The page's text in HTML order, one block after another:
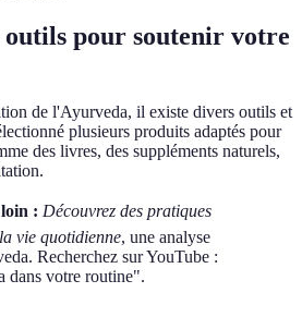
outils pour soutenir votre
de l'Ayurveda, il existe divers outils et
plusieurs produits adaptés pour
des livres, des suppléments naturels,
: Découvrez des pratiques
vie quotidienne, une analyse
Recherchez sur YouTube :
dans votre routine".